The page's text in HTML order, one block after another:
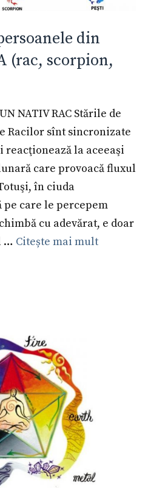
din
(rac, scorpion,
NATIV RAC Stările de
Racilor sînt sincronizate
la aceeaşi
care provoacă fluxul
în ciuda
care le percepem
cu adevărat, e doar
… Citește mai mult